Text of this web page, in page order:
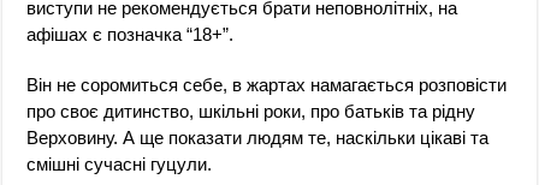
виступи не рекомендується брати неповнолітніх, на
афішах є позначка “18+”.
Він не соромиться себе, в жартах намагається розповісти
про своє дитинство, шкільні роки, про батьків та рідну
Верховину. А ще показати людям те, наскільки цікаві та
смішні сучасні гуцули.